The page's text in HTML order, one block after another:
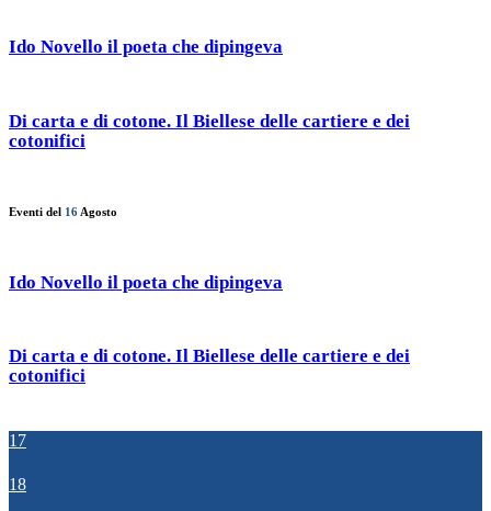
Ido Novello il poeta che dipingeva
Di carta e di cotone. Il Biellese delle cartiere e dei
cotonifici
Eventi del 16 Agosto
Ido Novello il poeta che dipingeva
Di carta e di cotone. Il Biellese delle cartiere e dei
cotonifici
17
18